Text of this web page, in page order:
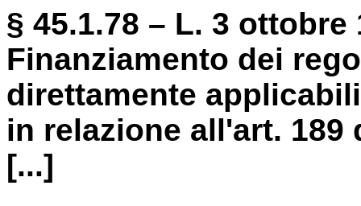
§ 45.1.78 – L. 3 ottobre
Finanziamento dei
direttamente
in relazione all'art.
[...]